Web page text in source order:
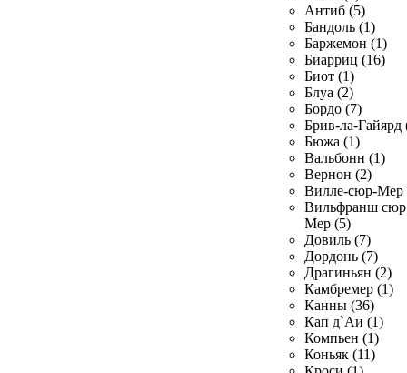
Антиб (5)
Бандоль (1)
Баржемон (1)
Биарриц (16)
Биот (1)
Блуа (2)
Бордо (7)
Брив-ла-Гайярд
Бюжа (1)
Вальбонн (1)
Вернон (2)
Вилле-сюр-Мер
Вильфранш сюр
Мер (5)
Довиль (7)
Дордонь (7)
Драгиньян (2)
Камбремер (1)
Канны (36)
Кап д`Аи (1)
Компьен (1)
Коньяк (11)